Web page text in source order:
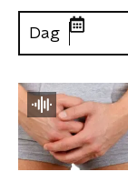
Dag